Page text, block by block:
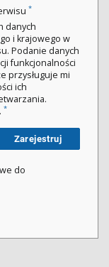
*
danych
i krajowego w
Podanie danych
funkcjonalności
przysługuje mi
ich
*
Zarejestruj
do